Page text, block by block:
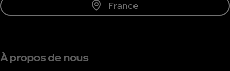
France
À propos de nous